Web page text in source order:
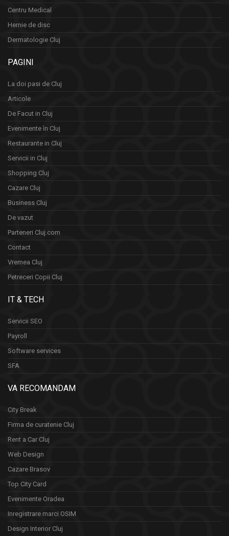
Centru Medical
Hernie de disc
Dermatologie Cluj
PAGINI
La doi pasi de Cluj
Articole
De Facut in Cluj
Evenimente în Cluj
Restaurante in Cluj
Servicii in Cluj
Shopping Cluj
Cazare Cluj
Business Cluj
De vazut
Parteneri Cluj.com
Contact
Vremea Cluj
Petreceri Copii Cluj
IT & TECH
Servicii SEO
Payroll
Software services
SFA
VA RECOMANDAM
City Break
Firma de curatenie Cluj
Rent a Car Cluj
Web Design
Cazare Brasov
Top City Card
Evenimente Oradea
Inregistrare marci OSIM
Design Interior Cluj